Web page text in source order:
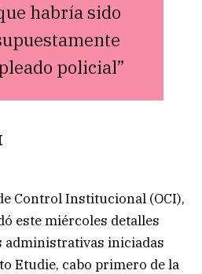
habría sido
policial”
Control Institucional (OCI),
este miércoles detalles
administrativas iniciadas
Etudie, cabo primero de la